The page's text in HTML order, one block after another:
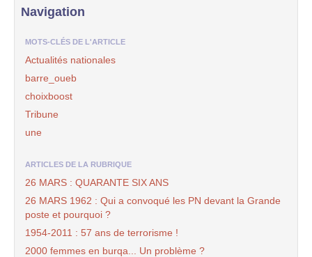
Navigation
MOTS-CLÉS DE L'ARTICLE
Actualités nationales
barre_oueb
choixboost
Tribune
une
ARTICLES DE LA RUBRIQUE
26 MARS : QUARANTE SIX ANS
26 MARS 1962 : Qui a convoqué les PN devant la Grande
poste et pourquoi ?
1954-2011 : 57 ans de terrorisme !
2000 femmes en burqa... Un problème ?